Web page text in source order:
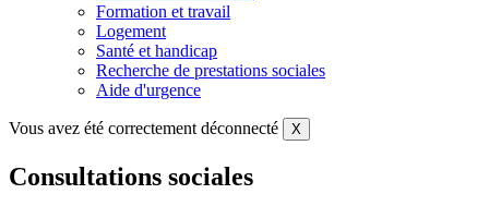
Formation et travail
Logement
Santé et handicap
Recherche de prestations sociales
Aide d'urgence
Vous avez été correctement déconnecté X
Consultations sociales